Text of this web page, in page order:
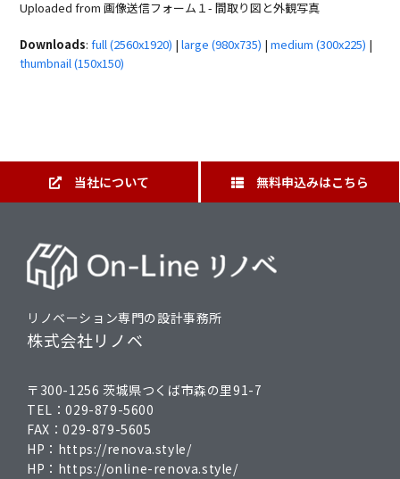
Uploaded from 画像送信フォーム１- 間取り図と外観写真
Downloads:full (2560x1920) |large (980x735) |medium (300x225) |
thumbnail (150x150)
当社について 無料申込みはこちら
リノベーション専門の設計事務所
株式会社リノベ
〒300-1256 茨城県つくば市森の里91-7
TEL：029-879-5600
FAX：029-879-5605
HP： https://renova.style/
HP： https://online-renova.style/